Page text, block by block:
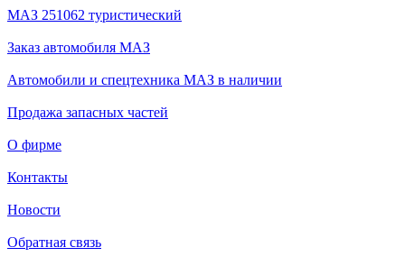
МАЗ 251062 туристический
Заказ автомобиля МАЗ
Автомобили и спецтехника МАЗ в наличии
Продажа запасных частей
О фирме
Контакты
Новости
Обратная связь